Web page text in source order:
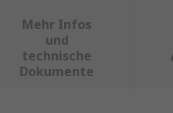
Mehr Infos
und
technische
Dokumente